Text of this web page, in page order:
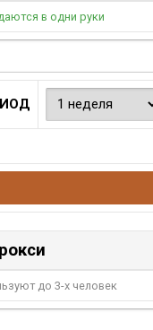
в одни руки
до 3-х человек